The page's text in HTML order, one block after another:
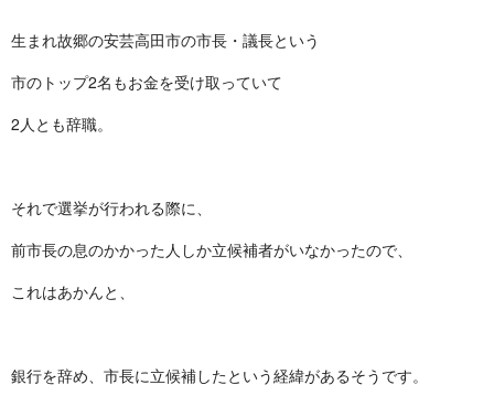
生まれ故郷の安芸高田市の市長・議長という
市のトップ2名もお金を受け取っていて
2人とも辞職。
それで選挙が行われる際に、
前市長の息のかかった人しか立候補者がいなかったので、
これはあかんと、
銀行を辞め、市長に立候補したという経緯があるそうです。